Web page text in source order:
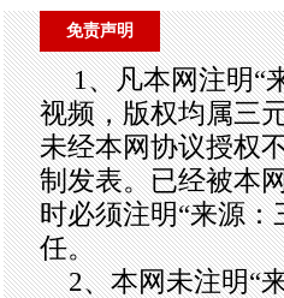
免责声明
1、凡本网注明“
视频，版权均属三
未经本网协议授权
制发表。已经被本
时必须注明“来源
任。
2、本网未注明“来